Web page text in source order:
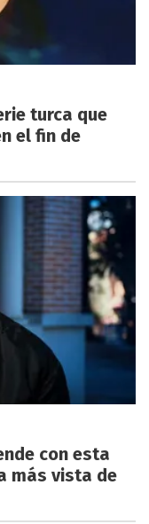
turca que
el fin de
con esta
más vista de